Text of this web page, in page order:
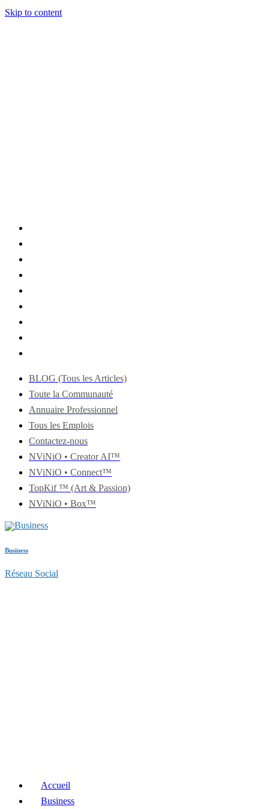
Skip to content
BLOG (Tous les Articles)
Toute la Communauté
Annuaire Professionnel
Tous les Emplois
Contactez-nous
NViNiO • Creator AI™
NViNiO • Connect™
TopKif ™ (Art & Passion)
NViNiO • Box™
Business
Réseau Social
Accueil
Business